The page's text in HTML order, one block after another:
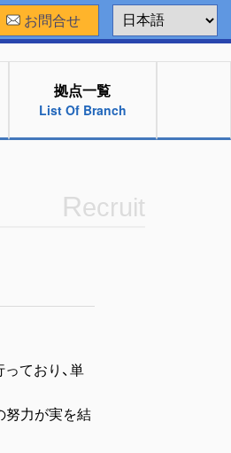
お問合せ
拠点一覧
List Of Branch
Recruit
ており、単
努力が実を結